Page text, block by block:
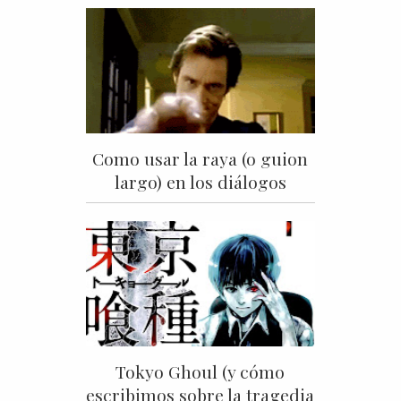
Como usar la raya (o guion
largo) en los diálogos
Tokyo Ghoul (y cómo
escribimos sobre la tragedia